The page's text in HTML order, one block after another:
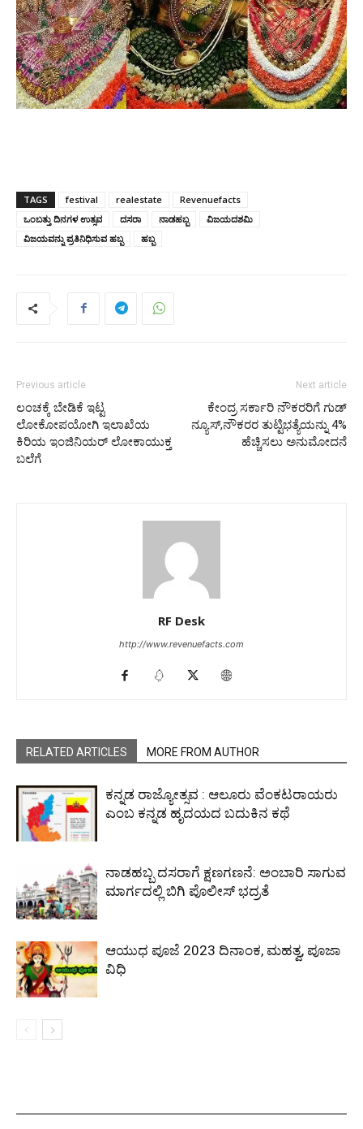
TAGS festival realestate
Revenuefacts
ಒಂಬತ್ತು ದಿನಗಳ ಉತ್ಸವ
ದಸರಾ ನಾಡಹಬ್ಬ
ವಿಜಯದಶಮಿ
ವಿಜಯವನ್ನು ಪ್ರತಿನಿಧಿಸುವ ಹಬ್ಬ
ಹಬ್ಬ
Previous article
ಲಂಚಕ್ಕೆ ಬೇಡಿಕೆ ಇಟ್ಟ
ಲೋಕೋಪಯೋಗಿ ಇಲಾಖೆಯ
ಕಿರಿಯ ಇಂಜಿನಿಯರ್ ಲೋಕಾಯುಕ್ತ
ಬಲೆಗೆ
Next article
ಕೇಂದ್ರ ಸರ್ಕಾರಿ ನೌಕರರಿಗೆ ಗುಡ್
ನ್ಯೂಸ್,ನೌಕರರ ತುಟ್ಟಿಭತ್ಯೆಯನ್ನು 4%
ಹೆಚ್ಚಿಸಲು ಅನುಮೋದನೆ
RF Desk
http://www.revenuefacts.com
RELATED ARTICLES MORE FROM AUTHOR
ಕನ್ನಡ ರಾಜ್ಯೋತ್ಸವ : ಆಲೂರು ವೆಂಕಟರಾಯರು
ಎಂಬ ಕನ್ನಡ ಹೃದಯದ ಬದುಕಿನ ಕಥೆ
ನಾಡಹಬ್ಬ ದಸರಾಗೆ ಕ್ಷಣಗಣನೆ: ಅಂಬಾರಿ ಸಾಗುವ
ಮಾರ್ಗದಲ್ಲಿ ಬಿಗಿ ಪೊಲೀಸ್ ಭದ್ರತೆ
ಆಯುಧ ಪೂಜೆ 2023 ದಿನಾಂಕ, ಮಹತ್ವ, ಪೂಜಾ
ವಿಧಿ